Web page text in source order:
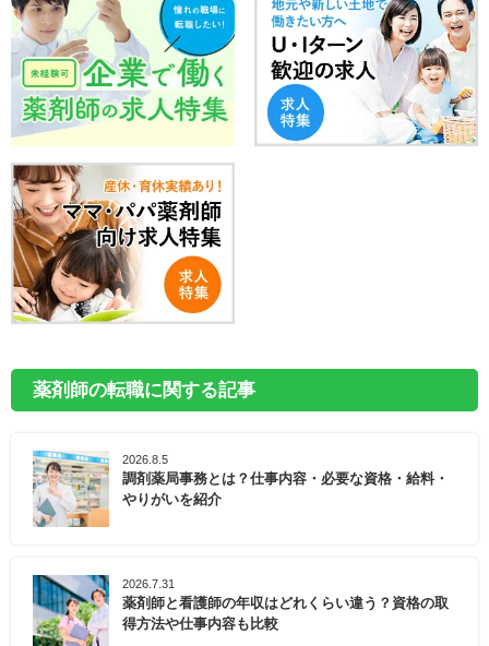
薬剤師の転職に関する記事
2026.8.5
調剤薬局事務とは？仕事内容・必要な資格・給料・
やりがいを紹介
2026.7.31
薬剤師と看護師の年収はどれくらい違う？資格の取
得方法や仕事内容も比較